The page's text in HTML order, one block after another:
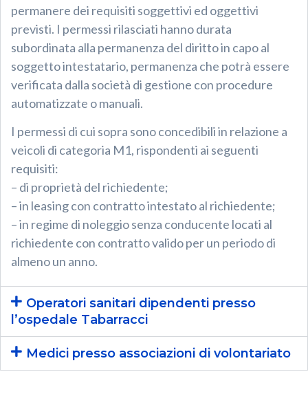
permanere dei requisiti soggettivi ed oggettivi
previsti. I permessi rilasciati hanno durata
subordinata alla permanenza del diritto in capo al
soggetto intestatario, permanenza che potrà essere
verificata dalla società di gestione con procedure
automatizzate o manuali.
I permessi di cui sopra sono concedibili in relazione a
veicoli di categoria M1, rispondenti ai seguenti
requisiti:
– di proprietà del richiedente;
– in leasing con contratto intestato al richiedente;
– in regime di noleggio senza conducente locati al
richiedente con contratto valido per un periodo di
almeno un anno.
Operatori sanitari dipendenti presso
l’ospedale Tabarracci
Medici presso associazioni di volontariato